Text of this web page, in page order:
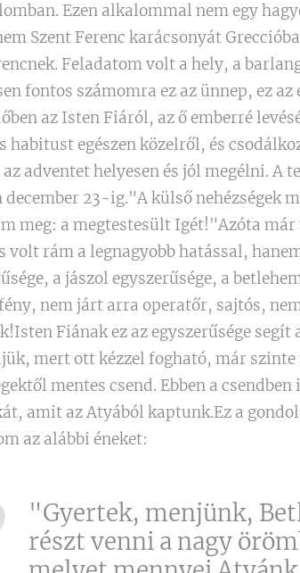
Ezen alkalommal nem egy
Szent Ferenc karácsonyát
Feladatom volt a hely, a
fontos számomra ez az ünnep, ez
az Isten Fiáról, az ő emberré
habitust egészen közelről, és
adventet helyesen és jól megélni. A
december 23-ig."A külső nehézségek
meg: a megtestesült Igét!"Azóta
rám a legnagyobb hatással,
a jászol egyszerűsége, a
nem járt arra operatőr, sajtós,
Fiának ez az egyszerűsége
mert ott kézzel fogható, már
mentes csend. Ebben a
amit az Atyából kaptunk.Ez a
az alábbi éneket:
"Gyertek, menjünk,
részt venni a nagy